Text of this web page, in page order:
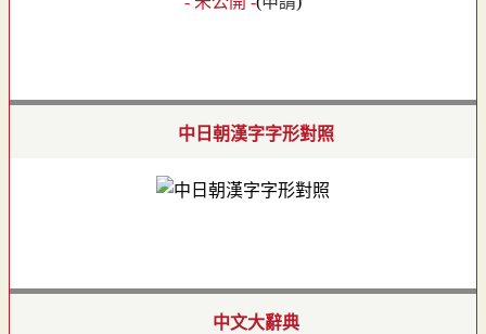
中日朝漢字字形對照
中文大辭典